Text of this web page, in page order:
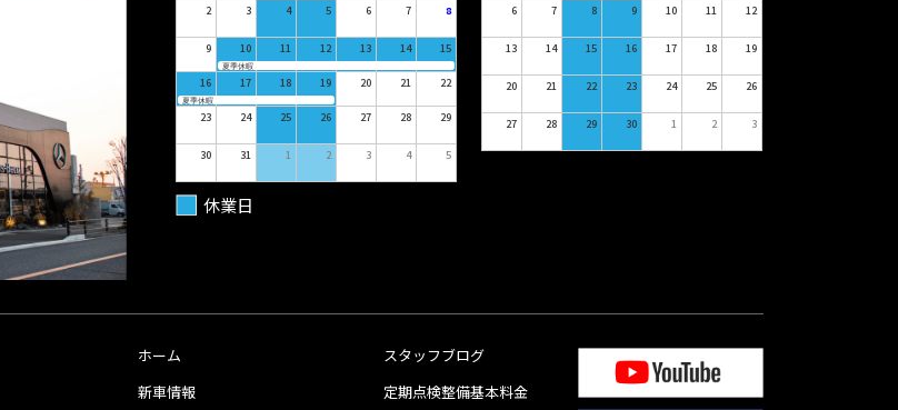
2 3 4 5 6 7 8
9 10 11 12 13 14 15
夏季休暇
16 17 18 19 20 21 22
夏季休暇
23 24 25 26 27 28 29
30 31 1 2 3 4 5
6 7 8 9 10 11 12
13 14 15 16 17 18 19
20 21 22 23 24 25 26
27 28 29 30 1 2 3
休業日
ホーム
新車情報
スタッフブログ
定期点検整備基本料金